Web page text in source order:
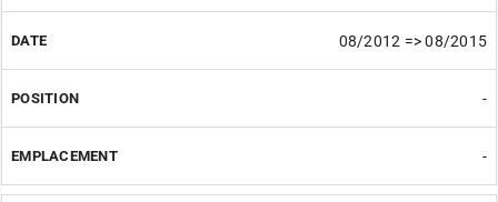
08/2012 => 08/2015
-
-